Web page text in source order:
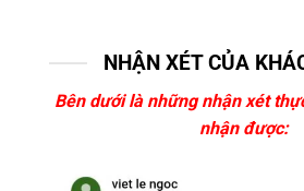
NHẬN XÉT CỦA
Bên dưới là những nhận xét
nhận được: